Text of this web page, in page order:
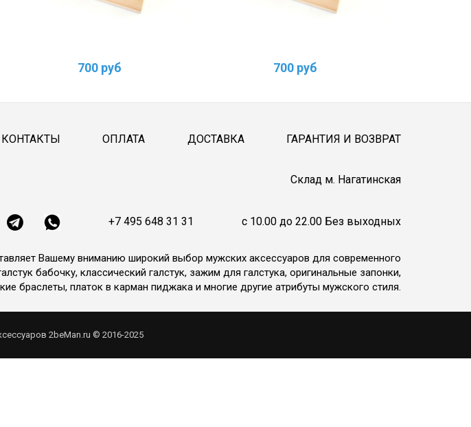
700 руб 700 руб
КОНТАКТЫ ОПЛАТА ДОСТАВКА ГАРАНТИЯ И ВОЗВРАТ
Cклад м. Нагатинская
+7 495 648 31 31 c 10.00 до 22.00 Без выходных
Вашему вниманию широкий выбор мужских аксессуаров для современного
бабочку, классический галстук, зажим для галстука, оригинальные запонки,
браслеты, платок в карман пиджака и многие другие атрибуты мужского стиля.
2beMan.ru © 2016-2025